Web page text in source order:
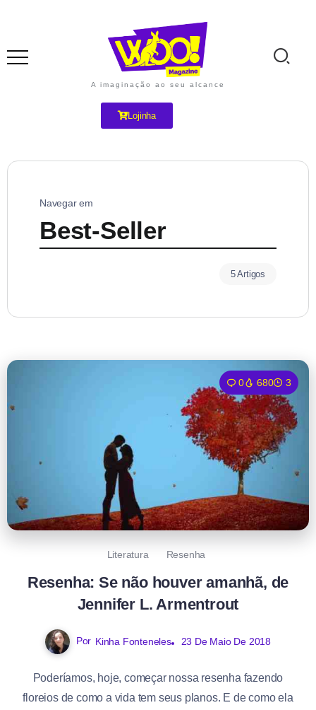
A imaginação ao seu alcance
Lojinha
Navegar em
Best-Seller
5 Artigos
0 680 3
Literatura Resenha
Resenha: Se não houver amanhã, de
Jennifer L. Armentrout
Por Kinha Fonteneles 23 De Maio De 2018
Poderíamos, hoje, começar nossa resenha fazendo
floreios de como a vida tem seus planos. E de como ela